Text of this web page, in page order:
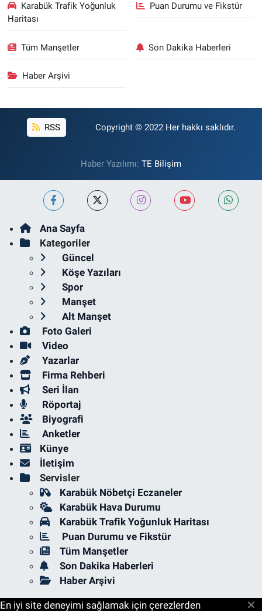
Karabük Trafik Yoğunluk
Haritası
Puan Durumu ve Fikstür
Tüm Manşetler Son Dakika Haberleri
Haber Arşivi
RSS Copyright © 2022 Her hakkı saklıdır.
Haber Yazılımı: TE Bilişim
Ana Sayfa
Kategoriler
Güncel
Köşe Yazıları
Spor
Manşet
Alt Manşet
Foto Galeri
Video
Yazarlar
Firma Rehberi
Seri İlan
Röportaj
Biyografi
Anketler
Künye
İletişim
Servisler
Karabük Nöbetçi Eczaneler
Karabük Hava Durumu
Karabük Trafik Yoğunluk Haritası
Puan Durumu ve Fikstür
Tüm Manşetler
Son Dakika Haberleri
Haber Arşivi
En iyi site deneyimi sağlamak için çerezlerden